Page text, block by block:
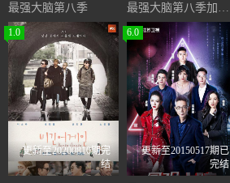
最强大脑第八季
1.0
更新至20200810期完
结
6.0
更新至20150517期已
完结